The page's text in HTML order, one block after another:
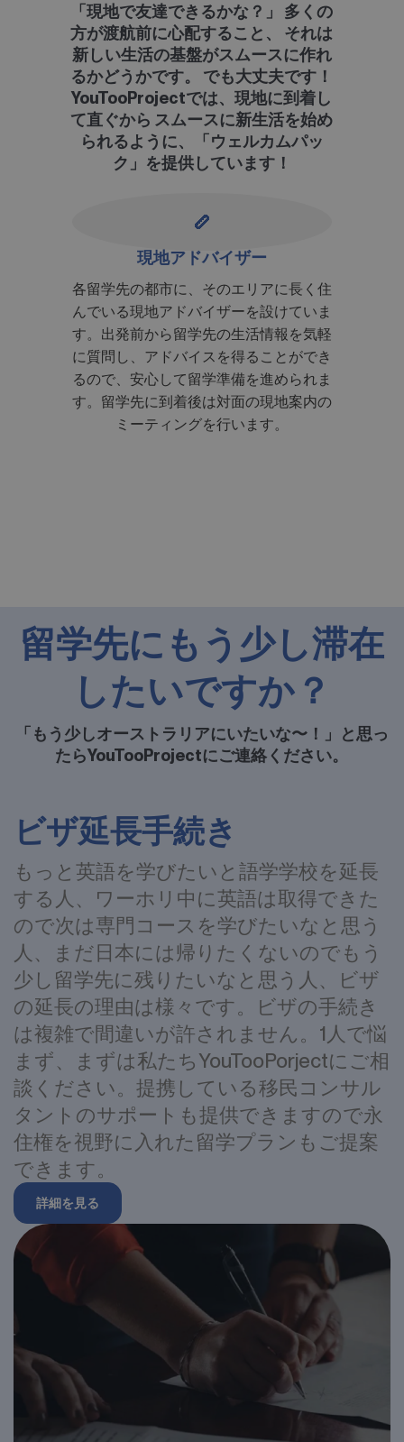
「現地で友達できるかな？」 多くの
方が渡航前に心配すること、 それは
新しい生活の基盤がスムースに作れ
るかどうかです。 でも大丈夫です！
YouTooProjectでは、現地に到着し
て直ぐから スムースに新生活を始め
られるように、「ウェルカムパッ
ク」を提供しています！
海外健康保険
インターネットで調べてもよく分からな
い！ビザ延長手続きの際に必要になる海
外健康保険の手配もYouTooProjectにお
任せ！手数料０円で各留学先の海外健康
保険の手配をいたします。
したいですか？
「もう少しオーストラリアにいたいな〜！」と思っ
たらYouTooProjectにご連絡ください。
もっと英語を学びたいと語学学校を延長
する人、ワーホリ中に英語は取得できた
ので次は専門コースを学びたいなと思う
人、まだ日本には帰りたくないのでもう
少し留学先に残りたいなと思う人、ビザ
の延長の理由は様々です。ビザの手続き
は複雑で間違いが許されません。1人で悩
まず、まずは私たちYouTooPorjectにご相
談ください。提携している移民コンサル
タントのサポートも提供できますので永
住権を視野に入れた留学プランもご提案
できます。